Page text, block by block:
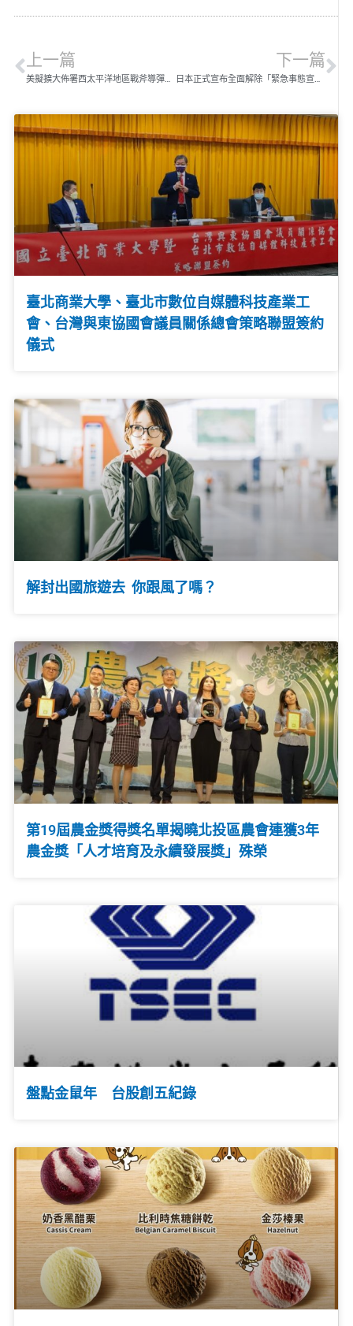
上一篇
美擬擴大佈署西太平洋地區戰斧導彈系統
下一篇
日本正式宣布全面解除「緊急事態宣言」
臺北商業大學、臺北市數位自媒體科技產業工
會、台灣與東協國會議員關係總會策略聯盟簽約
儀式
解封出國旅遊去 你跟風了嗎？
第19屆農金獎得獎名單揭曉北投區農會連獲3年
農金獎「人才培育及永續發展獎」殊榮
盤點金鼠年 台股創五紀錄